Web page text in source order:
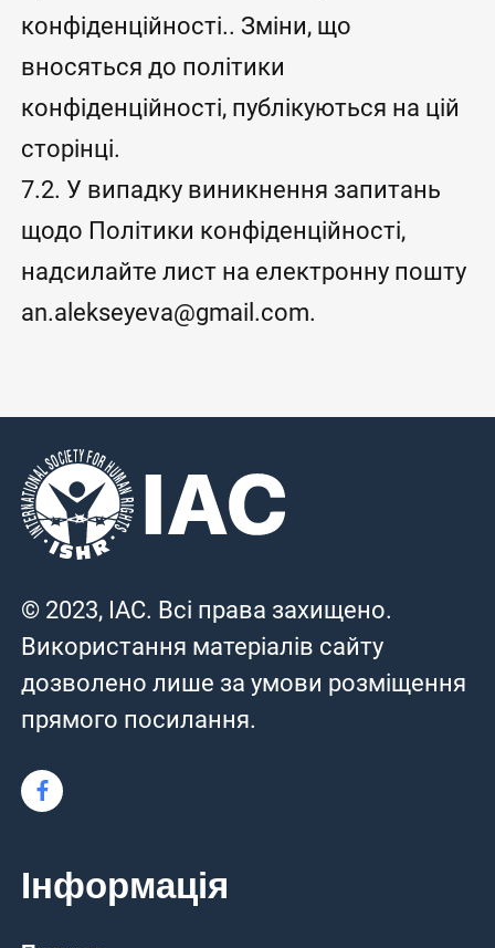
конфіденційності.. Зміни, що
вносяться до політики
конфіденційності, публікуються на цій
сторінці.
7.2. У випадку виникнення запитань
щодо Політики конфіденційності,
надсилайте лист на електронну пошту
an.alekseyeva@gmail.com.
© 2023, IAC. Всі права захищено.
Використання матеріалів сайту
дозволено лише за умови розміщення
прямого посилання.
Інформація